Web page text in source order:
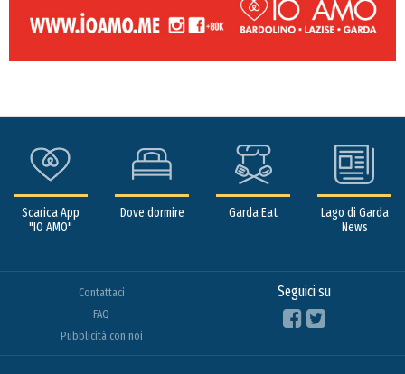
Scarica App
"IO AMO"
Dove dormire Garda Eat
Lago di Garda
News
Contattaci
FAQ
Pubblicità con noi
Seguici su